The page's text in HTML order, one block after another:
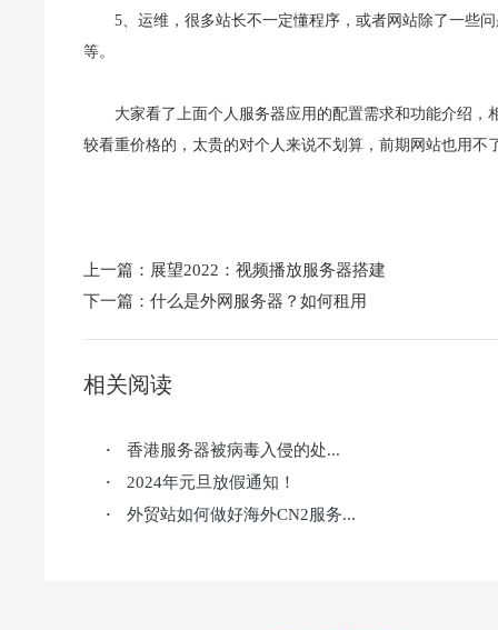
5、运维，很多站长不一定懂程序，或者网站除了一些
等。
大家看了上面个人服务器应用的配置需求和功能介绍
较看重价格的，太贵的对个人来说不划算，前期网站也用
上一篇： 展望2022：视频播放服务器搭建
下一篇： 什么是外网服务器？如何租用
相关阅读
· 香港服务器被病毒入侵的处...
· 2024年元旦放假通知！
· 外贸站如何做好海外CN2服务...